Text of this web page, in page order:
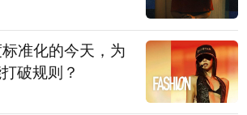
准化的今天，为
破规则？